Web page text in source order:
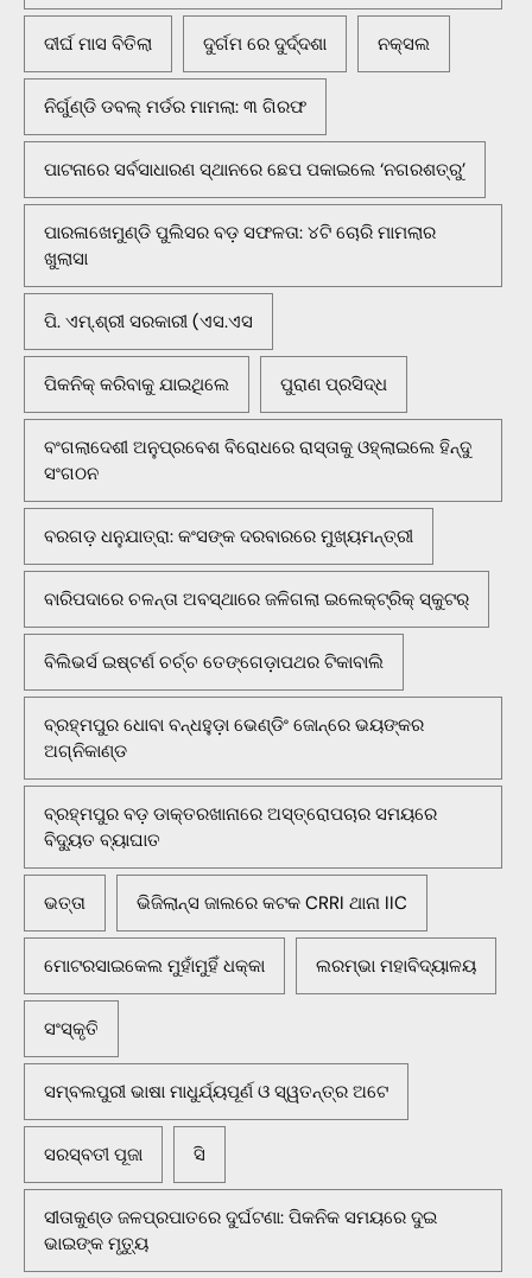
ଦୀର୍ଘ ମାସ ବିତିଲା ଦୁର୍ଗମ ରେ ଦୁର୍ଦ୍ଦଶା ନକ୍ସଲ
ନିର୍ଗୁଣ୍ଡି ଡବଲ୍ ମର୍ଡର ମାମଲା: ୩ ଗିରଫ
ପାଟନାରେ ସର୍ବସାଧାରଣ ସ୍ଥାନରେ ଛେପ ପକାଇଲେ ‘ନଗରଶତ୍ରୁ’
ପାରଳାଖେମୁଣ୍ଡି ପୁଲିସର ବଡ଼ ସଫଳତା: ୪ଟି ଚୋରି ମାମଲାର
ଖୁଲାସା
ପି. ଏମ୍.ଶ୍ରୀ ସରକାରୀ (ଏସ.ଏସ
ପିକନିକ୍‌ କରିବାକୁ ଯାଇଥିଲେ ପୁରାଣ ପ୍ରସିଦ୍ଧ
ବଂଗଲାଦେଶୀ ଅନୁପ୍ରବେଶ ବିରୋଧରେ ରାସ୍ତାକୁ ଓହ୍ଲାଇଲେ ହିନ୍ଦୁ
ସଂଗଠନ
ବରଗଡ଼ ଧନୁଯାତ୍ରା: କଂସଙ୍କ ଦରବାରରେ ମୁଖ୍ୟମନ୍ତ୍ରୀ
ବାରିପଦାରେ ଚଳନ୍ତା ଅବସ୍ଥାରେ ଜଳିଗଲା ଇଲେକ୍ଟ୍ରିକ୍ ସ୍କୁଟର୍
ବିଲିଭର୍ସ ଇଷ୍ଟର୍ଣ ଚର୍ଚ୍ଚ ତେଙ୍ଗେଡ଼ାପଥର ଟିକାବାଲି
ବ୍ରହ୍ମପୁର ଧୋବା ବନ୍ଧହୁଡ଼ା ଭେଣ୍ଡିଂ ଜୋନ୍‌ରେ ଭୟଙ୍କର
ଅଗ୍ନିକାଣ୍ଡ
ବ୍ରହ୍ମପୁର ବଡ଼ ଡାକ୍ତରଖାନାରେ ଅସ୍ତ୍ରୋପଚାର ସମୟରେ
ବିଦ୍ୟୁତ ବ୍ୟାଘାତ
ଭତ୍ତା ଭିଜିଲାନ୍ସ ଜାଲରେ କଟକ CRRI ଥାନା IIC
ମୋଟରସାଇକେଲ ମୁହାଁମୁହିଁ ଧକ୍କା ଲରମ୍ଭା ମହାବିଦ୍ୟାଳୟ
ସଂସ୍କୃତି
ସମ୍ବଲପୁରୀ ଭାଷା ମାଧୁର୍ଯ୍ୟପୂର୍ଣ ଓ ସ୍ୱତନ୍ତ୍ର ଅଟେ
ସରସ୍ବତୀ ପୂଜା ସି
ସୀତାକୁଣ୍ଡ ଜଳପ୍ରପାତରେ ଦୁର୍ଘଟଣା: ପିକନିକ ସମୟରେ ଦୁଇ
ଭାଇଙ୍କ ମୃତ୍ୟୁ